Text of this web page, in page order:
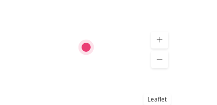
Leaflet